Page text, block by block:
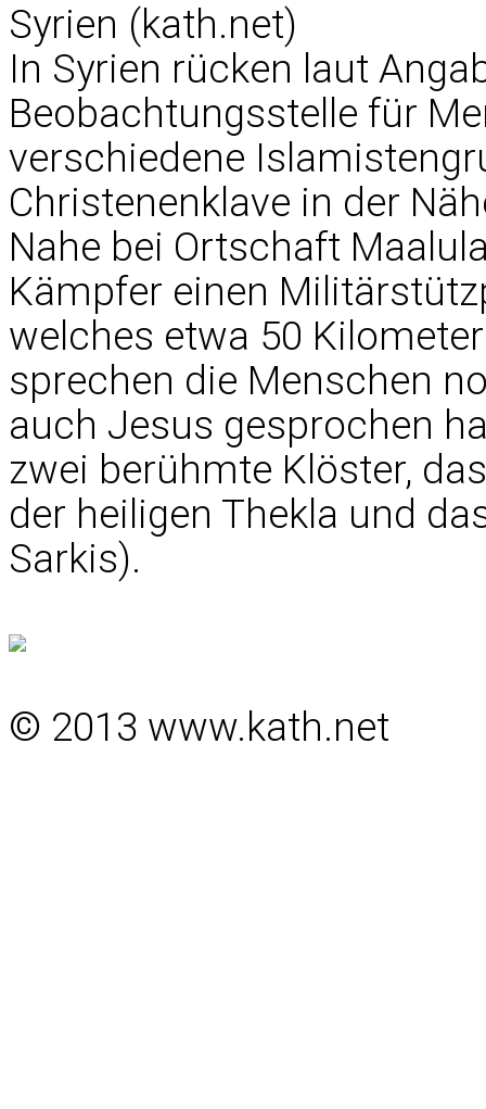
Syrien (kath.net)
In Syrien rücken laut
Beobachtungsstelle für
verschiedene
Christenenklave in der
Nahe bei Ortschaft
Kämpfer einen
welches etwa 50
sprechen die Menschen
auch Jesus gesprochen
zwei berühmte Klöster,
der heiligen Thekla und
Sarkis).
© 2013 www.kath.net